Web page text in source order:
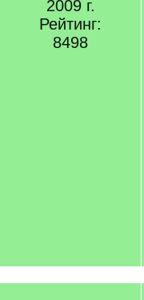
2009 г.
Рейтинг:
8498